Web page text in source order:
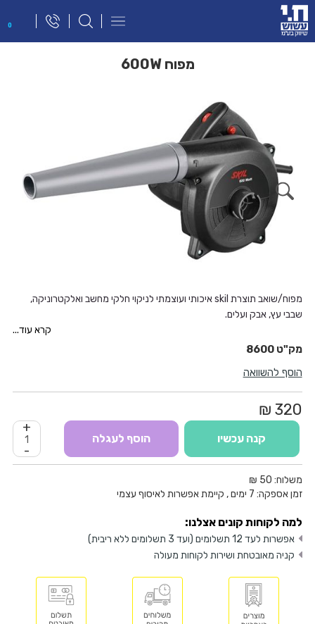
0
פתח
מפוח 600W
מפוח/שואב תוצרת skil איכותי ועוצמתי לניקוי חלקי מחשב ואלקטרוניקה,
שבבי עץ, אבק ועלים.
מנוע רב עוצמה וזרימת אוויר גבוהה למגוון רחב של עבודות ניקוי וייבוש
פיה נשלפת לעבודה במקומות עם גישה מוגבלת ומעבר פשוט בין מצב מפוח
לשואב
הספק: 600 וואט
מהירות: 0-16,000 סל"ד
עוצמת אוויר: 3.3 מ"ק לדקה
משקל: 1.7 ק"ג
קרא עוד...
8600
הוסף להשוואה
320 ₪
-
+
הוסף לעגלה קנה עכשיו
משלוח: 50 ₪
זמן אספקה: 7 ימים , קיימת אפשרות לאיסוף עצמי
למה לקוחות קונים אצלנו:
אפשרות לעד 12 תשלומים (ועד 3 תשלומים ללא ריבית)
קניה מאובטחת ושירות לקוחות מעולה